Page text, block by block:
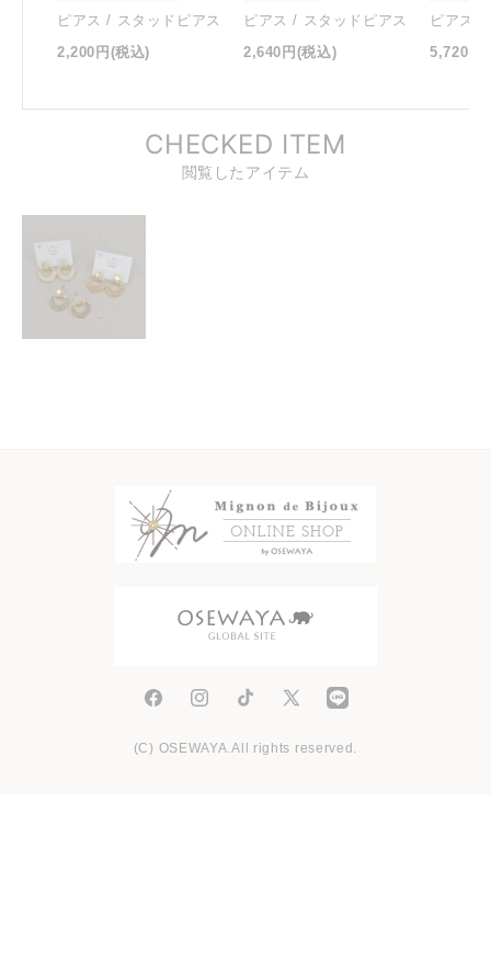
ピアス / スタッドピアス
2,200円 (税込)
ピアス / スタッドピアス
2,640円 (税込)
ピアス /
5,720円
CHECKED ITEM
閲覧したアイテム
FacebookInstagramTikTok
X
(C) OSEWAYA.All rights reserved.